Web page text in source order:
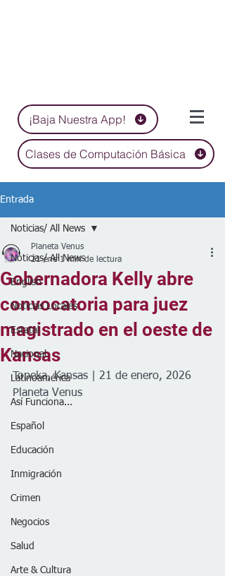
¡Baja Nuestra App!
Clases de Computación Básica
Entrada
Noticias/ All News
English
Noticias Locales
Estatal
Nacional
Latinoamérica
Así Funciona...
Español
Educación
Inmigración
Crimen
Negocios
Salud
Arte & Cultura
Noticias/ All News
Gobernadora Kelly abre
convocatoria para juez
magistrado en el oeste de
Kansas
Planeta Venus
21 ene 1 min de lectura
Topeka, Kansas | 21 de enero, 2026
Planeta Venus